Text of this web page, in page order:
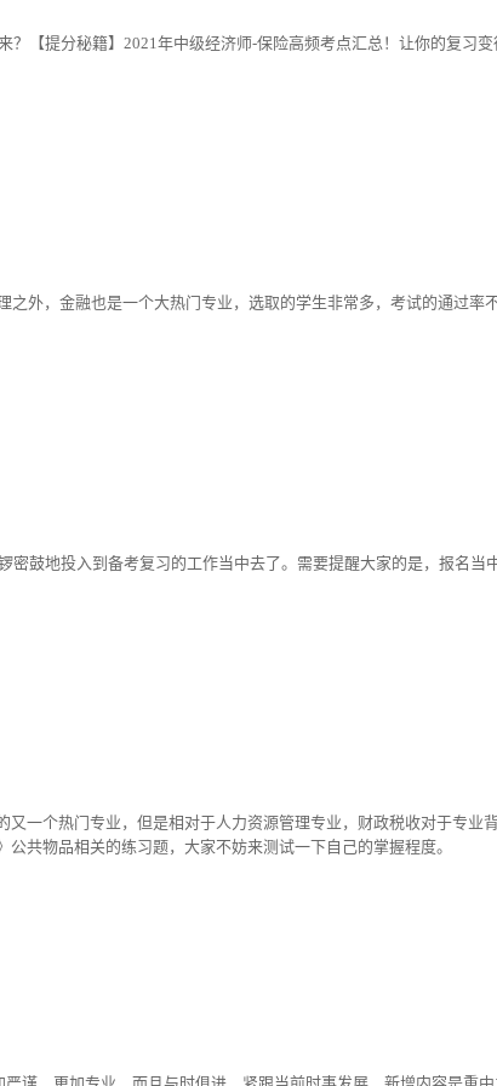
【提分秘籍】2021年中级经济师-保险高频考点汇总！让你的复习变
外，金融也是一个大热门专业，选取的学生非常多，考试的通过
密鼓地投入到备考复习的工作当中去了。需要提醒大家的是，报名
一个热门专业，但是相对于人力资源管理专业，财政税收对于专
共物品相关的练习题，大家不妨来测试一下自己的掌握程度。